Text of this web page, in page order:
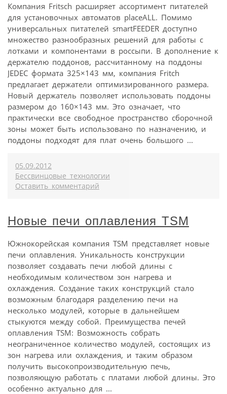
Компания Fritsch расширяет ассортимент питателей
для установочных автоматов placeALL. Помимо
универсальных питателей smartFEEDER доступно
множество разнообразных решений для работы с
лотками и компонентами в россыпи. В дополнение к
держателю поддонов, рассчитанному на поддоны
JEDEC формата 325×143 мм, компания Fritch
предлагает держатели оптимизированного размера.
Новый держатель позволяет использовать поддоны
размером до 160×143 мм. Это означает, что
практически все свободное пространство сборочной
зоны может быть использовано по назначению, и
поддоны подходят для плат очень большого ...
05.09.2012
Бессвинцовые технологии
Оставить комментарий
Новые печи оплавления TSM
Южнокорейская компания TSM представляет новые
печи оплавления. Уникальность конструкции
позволяет создавать печи любой длины с
необходимым количеством зон нагрева и
охлаждения. Создание таких конструкций стало
возможным благодаря разделению печи на
несколько модулей, которые в дальнейшем
стыкуются между собой. Преимущества печей
оплавления TSM: Возможность собрать
неограниченное количество модулей, состоящих из
зон нагрева или охлаждения, и таким образом
получить высокопроизводительную печь,
позволяющую работать с платами любой длины. Это
особенно актуально для ...